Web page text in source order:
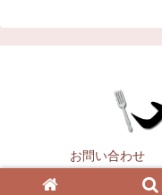
お問い合わせ
Copyright © 2021